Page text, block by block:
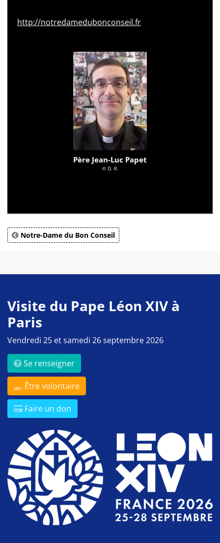
http://notredamedubonconseil.fr
Père Jean-Luc Papet
© D. R.
Notre-Dame du Bon Conseil
Visite du Pape Léon XIV à
Paris
Vendredi 25 et samedi 26 septembre 2026
Se renseigner
Être volontaire
Faire un don